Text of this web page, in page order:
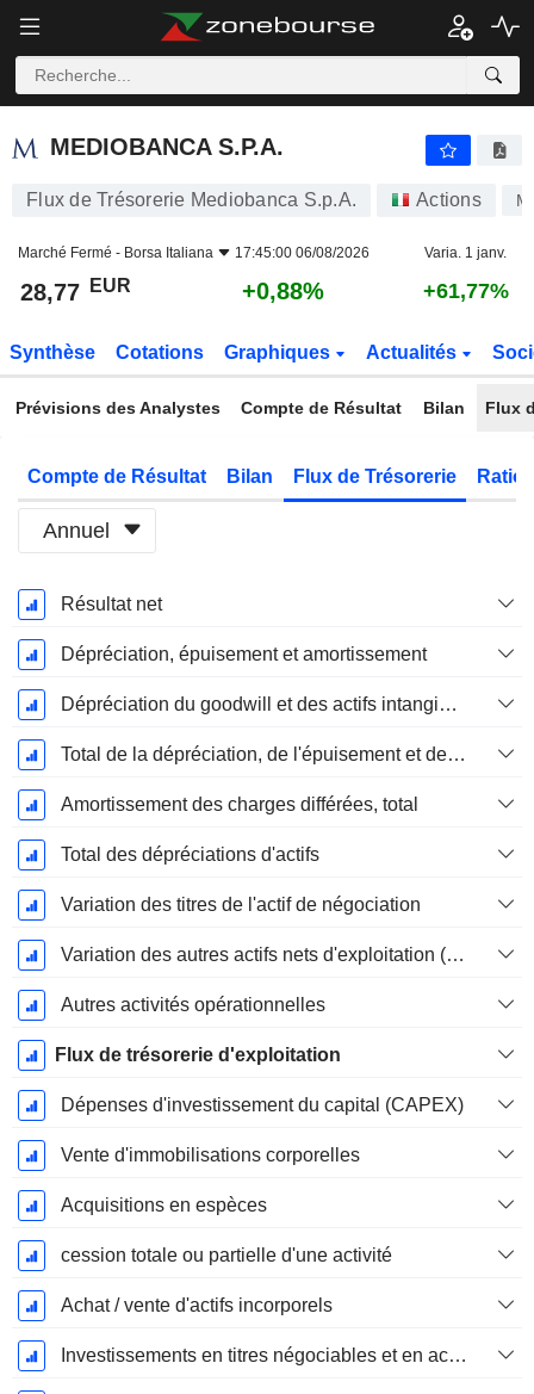
MEDIOBANCA S.P.A.
MEDIOBANCA S.P.A.
Flux de Trésorerie Mediobanca S.p.A. Actions
Marché Fermé - Borsa Italiana 17:45:00 06/08/2026 Varia. 1 janv.
28,77 EUR +0,88% +61,77%
Synthèse Cotations Graphiques Actualités
Prévisions des Analystes Compte de Résultat Bilan Flux
Compte de Résultat Bilan Flux de Trésorerie
Annuel
Période
Fiscale:
Juin
Résultat net
Dépréciation, épuisement et amortissement
Dépréciation du goodwill et des actifs intangibles
Total de la dépréciation, de l'épuisement et de l'amortissement
Amortissement des charges différées, total
Total des dépréciations d'actifs
Variation des titres de l'actif de négociation
Variation des autres actifs nets d'exploitation (perçus)
Autres activités opérationnelles
Flux de trésorerie d'exploitation
Dépenses d'investissement du capital (CAPEX)
Vente d'immobilisations corporelles
Acquisitions en espèces
cession totale ou partielle d'une activité
Achat / vente d'actifs incorporels
Investissements en titres négociables et en actions, total